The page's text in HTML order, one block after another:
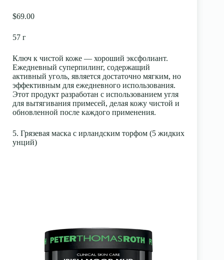
$69.00
57 г
Ключ к чистой коже — хороший эксфолиант.
Ежедневный суперпилинг, содержащий
активный уголь, является достаточно мягким, но
эффективным для ежедневного использования.
Этот продукт разработан с использованием угля
для вытягивания примесей, делая кожу чистой и
обновленной после каждого применения.
5. Грязевая маска с ирландским торфом (5 жидких
унций)